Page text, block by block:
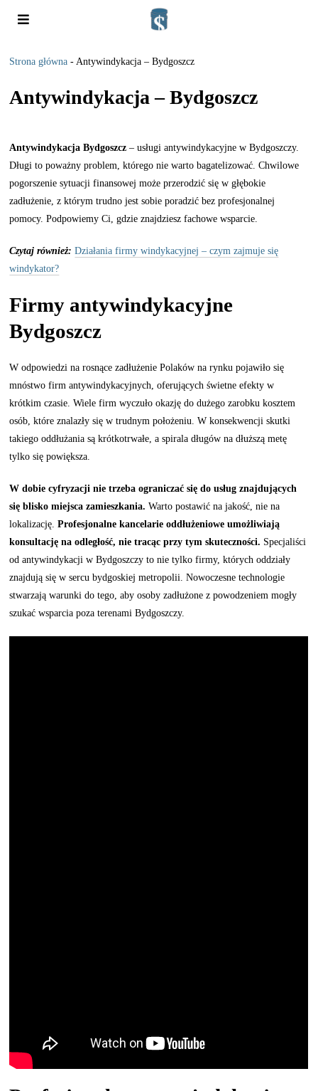
Strona główna -Antywindykacja – Bydgoszcz
Antywindykacja – Bydgoszcz
Antywindykacja Bydgoszcz– usługi antywindykacyjne w Bydgoszczy.
Długi to poważny problem, którego nie warto bagatelizować. Chwilowe
pogorszenie sytuacji finansowej może przerodzić się w głębokie
zadłużenie, z którym trudno jest sobie poradzić bez profesjonalnej
pomocy. Podpowiemy Ci, gdzie znajdziesz fachowe wsparcie.
Czytaj również:Działania firmy windykacyjnej – czym zajmuje się
windykator?
Firmy antywindykacyjne
Bydgoszcz
W odpowiedzi na rosnące zadłużenie Polaków na rynku pojawiło się
mnóstwo firm antywindykacyjnych, oferujących świetne efekty w
krótkim czasie. Wiele firm wyczuło okazję do dużego zarobku kosztem
osób, które znalazły się w trudnym położeniu. W konsekwencji skutki
takiego oddłużania są krótkotrwałe, a spirala długów na dłuższą metę
tylko się powiększa.
W dobie cyfryzacji nie trzeba ograniczać się do usług znajdujących
się blisko miejsca zamieszkania.Warto postawić na jakość, nie na
lokalizację.Profesjonalne kancelarie oddłużeniowe umożliwiają
konsultację na odległość, nie tracąc przy tym skuteczności. Specjaliści
od antywindykacji w Bydgoszczy to nie tylko firmy, których oddziały
znajdują się w sercu bydgoskiej metropolii. Nowoczesne technologie
stwarzają warunki do tego, aby osoby zadłużone z powodzeniem mogły
szukać wsparcia poza terenami Bydgoszczy.